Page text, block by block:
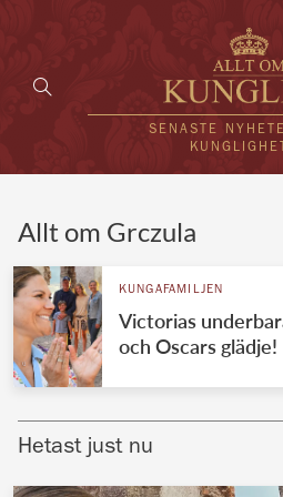
SENASTE
VÄRLDENS
Brittiska
Allt om Grczula
KUNGAFAMILJEN
Victorias
och Oscars glädje!
Hetast just nu